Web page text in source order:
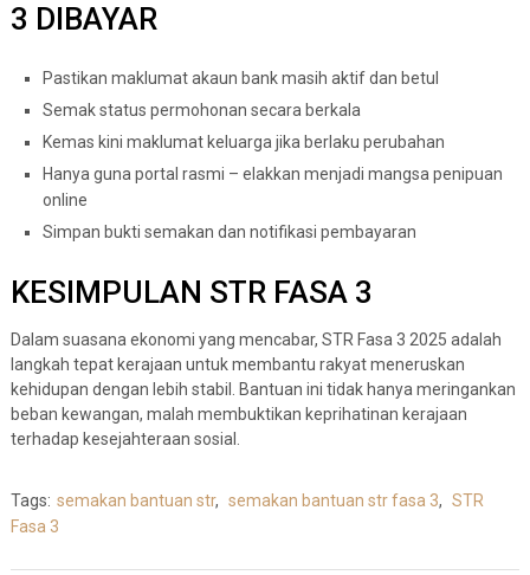
3 DIBAYAR
Pastikan maklumat akaun bank masih aktif dan betul
Semak status permohonan secara berkala
Kemas kini maklumat keluarga jika berlaku perubahan
Hanya guna portal rasmi – elakkan menjadi mangsa penipuan
online
Simpan bukti semakan dan notifikasi pembayaran
KESIMPULAN STR FASA 3
Dalam suasana ekonomi yang mencabar, STR Fasa 3 2025 adalah
langkah tepat kerajaan untuk membantu rakyat meneruskan
kehidupan dengan lebih stabil. Bantuan ini tidak hanya meringankan
beban kewangan, malah membuktikan keprihatinan kerajaan
terhadap kesejahteraan sosial.
Tags: semakan bantuan str, semakan bantuan str fasa 3, STR
Fasa 3